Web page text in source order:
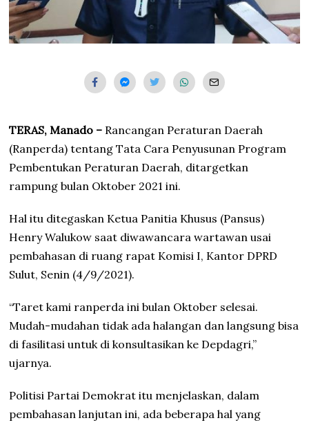
TERAS, Manado – Rancangan Peraturan Daerah
(Ranperda) tentang Tata Cara Penyusunan Program
Pembentukan Peraturan Daerah, ditargetkan
rampung bulan Oktober 2021 ini.
Hal itu ditegaskan Ketua Panitia Khusus (Pansus)
Henry Walukow saat diwawancara wartawan usai
pembahasan di ruang rapat Komisi I, Kantor DPRD
Sulut, Senin (4/9/2021).
“Taret kami ranperda ini bulan Oktober selesai.
Mudah-mudahan tidak ada halangan dan langsung bisa
di fasilitasi untuk di konsultasikan ke Depdagri,”
ujarnya.
Politisi Partai Demokrat itu menjelaskan, dalam
pembahasan lanjutan ini, ada beberapa hal yang